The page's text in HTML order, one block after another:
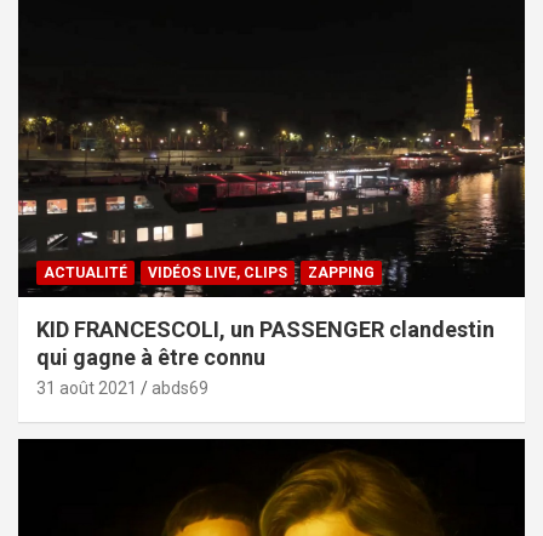
ACTUALITÉ VIDÉOS LIVE, CLIPS ZAPPING
KID FRANCESCOLI, un PASSENGER clandestin
qui gagne à être connu
31 août 2021 abds69